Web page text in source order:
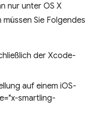
nur unter OS X
Sie Folgendes
der Xcode-
auf einem iOS-
smartling-